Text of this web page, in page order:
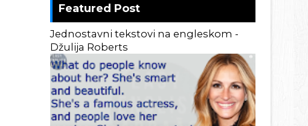
Featured Post
Jednostavni tekstovi na engleskom -
Džulija Roberts